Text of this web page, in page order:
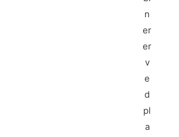
n
er
er
v
e
d
pl
a